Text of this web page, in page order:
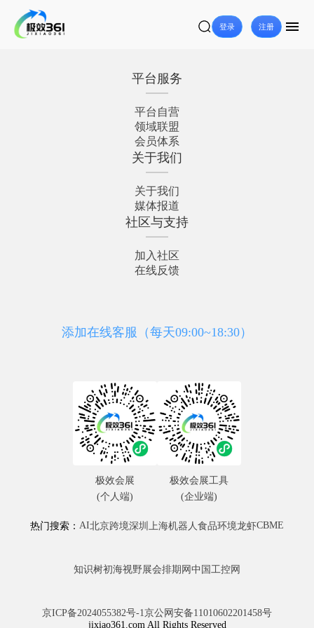
登录 注册
平台服务
平台自营
领域联盟
会员体系
关于我们
关于我们
媒体报道
社区与支持
加入社区
在线反馈
添加在线客服（每天09:00~18:30）
热门搜索： AI北京跨境深圳 上海机器人食品环境龙虾CBME
知识树初海视野展会排期网 中国工控网
京ICP备2024055382号-1京公网安备11010602201458号
jixiao361.com All Rights Reserved
极效会展
(个人端)
极效会展工具
(企业端)